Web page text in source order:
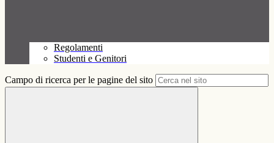
Regolamenti
Studenti e Genitori
Campo di ricerca per le pagine del sito